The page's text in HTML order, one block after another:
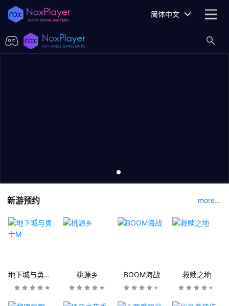
简体中文
新游预约 more...
地下城与勇士M 桃源乡 BOOM海战 救赎之地